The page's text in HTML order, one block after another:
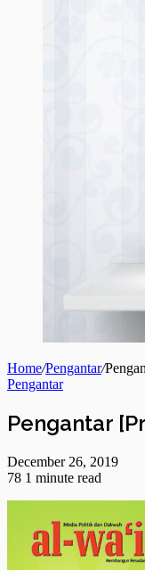
Home/Pengantar/
Pengantar
Pengantar
December 26, 2019
78 1 minute read